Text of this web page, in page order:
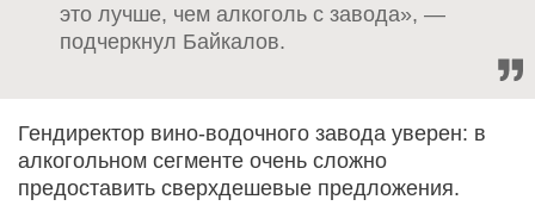
это лучше, чем алкоголь с завода», —
подчеркнул Байкалов.
Гендиректор вино-водочного завода уверен: в
алкогольном сегменте очень сложно
предоставить сверхдешевые предложения.